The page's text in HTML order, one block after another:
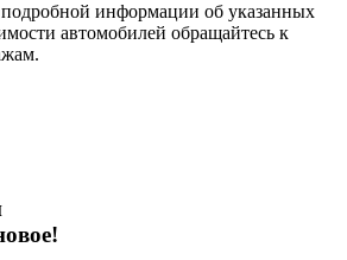
информации об указанных
автомобилей обращайтесь к